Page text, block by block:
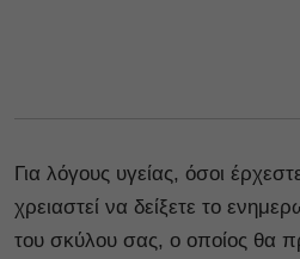
Για λόγους υγείας, όσοι
χρειαστεί να δείξετε το
του σκύλου σας, ο οποίος θα